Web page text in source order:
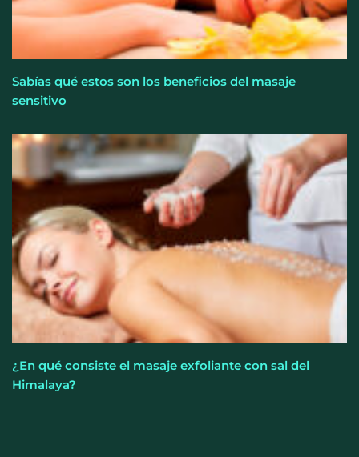
Sabías qué estos son los beneficios del masaje
sensitivo
¿En qué consiste el masaje exfoliante con sal del
Himalaya?